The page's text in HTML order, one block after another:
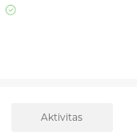
Aktivitas